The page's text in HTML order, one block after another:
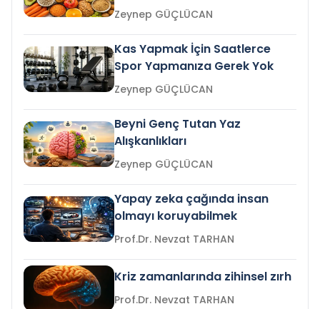
Zeynep GÜÇLÜCAN
Kas Yapmak İçin Saatlerce
Spor Yapmanıza Gerek Yok
Zeynep GÜÇLÜCAN
Beyni Genç Tutan Yaz
Alışkanlıkları
Zeynep GÜÇLÜCAN
Yapay zeka çağında insan
olmayı koruyabilmek
Prof.Dr. Nevzat TARHAN
Kriz zamanlarında zihinsel zırh
Prof.Dr. Nevzat TARHAN